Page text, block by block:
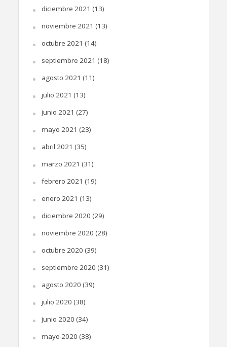
diciembre 2021 (13)
noviembre 2021 (13)
octubre 2021 (14)
septiembre 2021 (18)
agosto 2021 (11)
julio 2021 (13)
junio 2021 (27)
mayo 2021 (23)
abril 2021 (35)
marzo 2021 (31)
febrero 2021 (19)
enero 2021 (13)
diciembre 2020 (29)
noviembre 2020 (28)
octubre 2020 (39)
septiembre 2020 (31)
agosto 2020 (39)
julio 2020 (38)
junio 2020 (34)
mayo 2020 (38)